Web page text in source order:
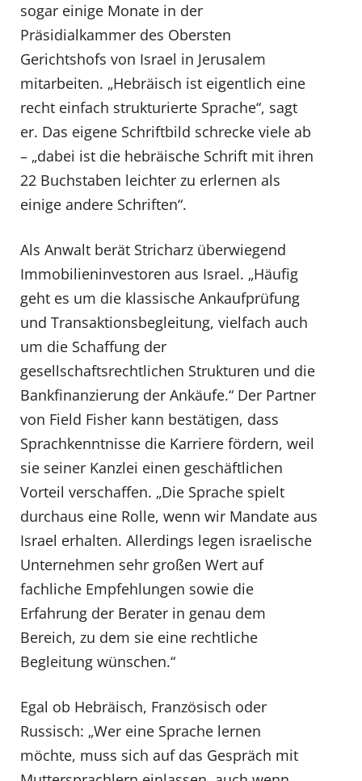
sogar einige Monate in der
Präsidialkammer des Obersten
Gerichtshofs von Israel in Jerusalem
mitarbeiten. „Hebräisch ist eigentlich eine
recht einfach strukturierte Sprache“, sagt
er. Das eigene Schriftbild schrecke viele ab
– „dabei ist die hebräische Schrift mit ihren
22 Buchstaben leichter zu erlernen als
einige andere Schriften“.
Als Anwalt berät Stricharz überwiegend
Immobilieninvestoren aus Israel. „Häufig
geht es um die klassische Ankaufprüfung
und Transaktionsbegleitung, vielfach auch
um die Schaffung der
gesellschaftsrechtlichen Strukturen und die
Bankfinanzierung der Ankäufe.“ Der Partner
von Field Fisher kann bestätigen, dass
Sprachkenntnisse die Karriere fördern, weil
sie seiner Kanzlei einen geschäftlichen
Vorteil verschaffen. „Die Sprache spielt
durchaus eine Rolle, wenn wir Mandate aus
Israel erhalten. Allerdings legen israelische
Unternehmen sehr großen Wert auf
fachliche Empfehlungen sowie die
Erfahrung der Berater in genau dem
Bereich, zu dem sie eine rechtliche
Begleitung wünschen.“
Egal ob Hebräisch, Französisch oder
Russisch: „Wer eine Sprache lernen
möchte, muss sich auf das Gespräch mit